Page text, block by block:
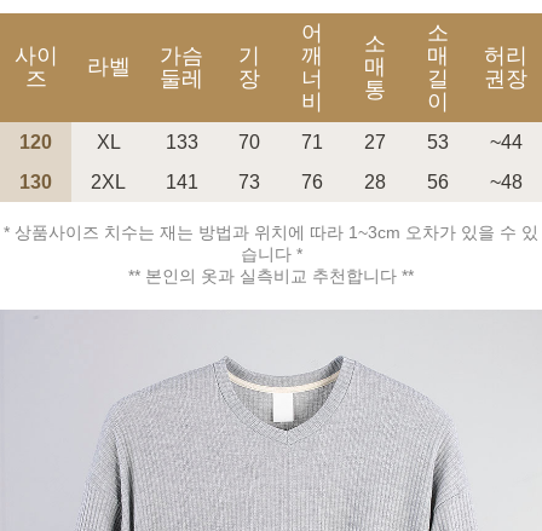
사이
즈
라벨
가슴
둘레
기
장
어
깨
너
비
소
매
통
소
매
길
이
허리
권장
120 XL 133 70 71 27 53
~44
130
2XL 141 73 76 28 56 ~48
* 상품사이즈 치수는 재는 방법과 위치에 따라 1~3cm 오차가 있을 수 있
습니다 *
** 본인의 옷과 실측비교 추천합니다 **